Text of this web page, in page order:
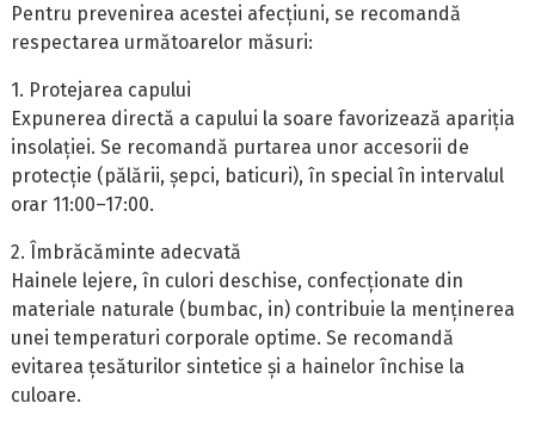
Pentru prevenirea acestei afecțiuni, se recomandă
respectarea următoarelor măsuri:
1. Protejarea capului
Expunerea directă a capului la soare favorizează apariția
insolației. Se recomandă purtarea unor accesorii de
protecție (pălării, șepci, baticuri), în special în intervalul
orar 11:00–17:00.
2. Îmbrăcăminte adecvată
Hainele lejere, în culori deschise, confecționate din
materiale naturale (bumbac, in) contribuie la menținerea
unei temperaturi corporale optime. Se recomandă
evitarea țesăturilor sintetice și a hainelor închise la
culoare.